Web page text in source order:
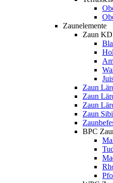
Zaunelemente
Zaun
Zaun
Zaun
Zaun
Zaun
BPC